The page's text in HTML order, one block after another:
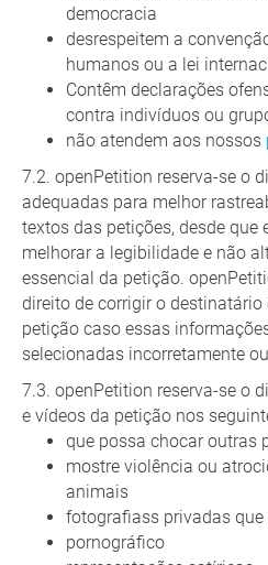
democracia
desrespeitem a
humanos ou a lei
Contêm declarações
contra indivíduos ou
não atendem aos nossos
openPetition reserva-se o
adequadas para melhor
textos das petições, desde que
melhorar a legibilidade e não
essencial da petição.
direito de corrigir o destinatário
petição caso essas
selecionadas incorretamente
openPetition reserva-se o
e vídeos da petição nos
que possa chocar outras
mostre violência ou
animais
fotografiass privadas
pornográfico